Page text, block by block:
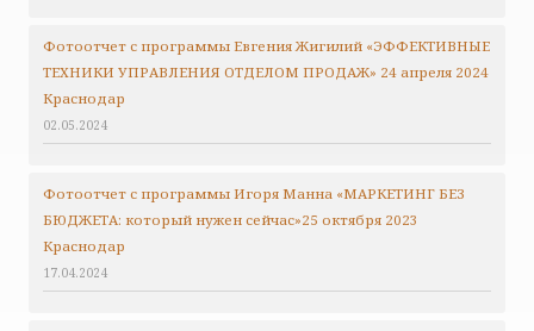
Фотоотчет с программы Евгения Жигилий «ЭФФЕКТИВНЫЕ
ТЕХНИКИ УПРАВЛЕНИЯ ОТДЕЛОМ ПРОДАЖ» 24 апреля 2024
Краснодар
02.05.2024
Фотоотчет с программы Игоря Манна «МАРКЕТИНГ БЕЗ
БЮДЖЕТА: который нужен сейчас»25 октября 2023
Краснодар
17.04.2024